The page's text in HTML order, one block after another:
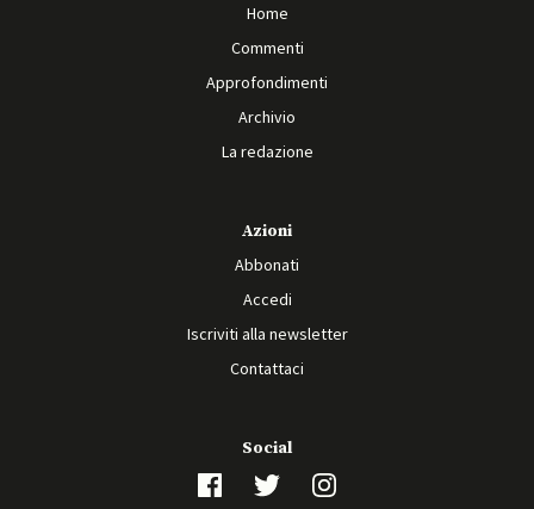
Home
Commenti
Approfondimenti
Archivio
La redazione
Azioni
Abbonati
Accedi
Iscriviti alla newsletter
Contattaci
Social